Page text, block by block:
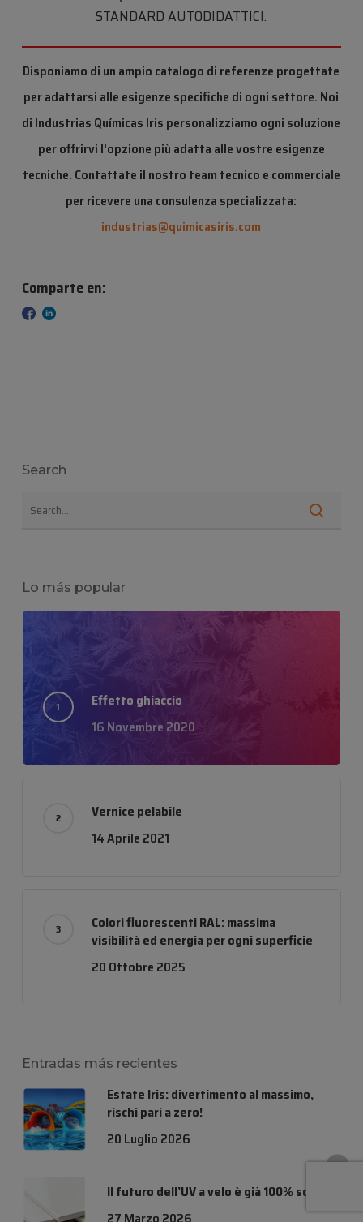
STANDARD AUTODIDATTICI.
Disponiamo di un ampio catalogo di referenze progettate
per adattarsi alle esigenze specifiche di ogni settore. Noi
di Industrias Químicas Iris personalizziamo ogni soluzione
per offrirvi l’opzione più adatta alle vostre esigenze
tecniche. Contattate il nostro team tecnico e commerciale
per ricevere una consulenza specializzata:
industrias@quimicasiris.com
Comparte en:
Search
Lo más popular
Effetto ghiaccio
16 Novembre 2020
Vernice pelabile
14 Aprile 2021
Colori fluorescenti RAL: massima
visibilità ed energia per ogni superficie
20 Ottobre 2025
Entradas más recientes
Estate Iris: divertimento al massimo,
rischi pari a zero!
20 Luglio 2026
Il futuro dell’UV a velo è già 100% solidi